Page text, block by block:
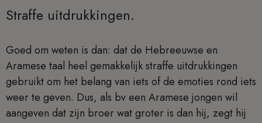
Straffe uitdrukkingen.
Goed om weten is dan: dat de Hebreeuwse en
Aramese taal heel gemakkelijk straffe uitdrukkingen
gebruikt om het belang van iets of de emoties rond iets
weer te geven. Dus, als bv een Aramese jongen wil
aangeven dat zijn broer wat groter is dan hij, zegt hij